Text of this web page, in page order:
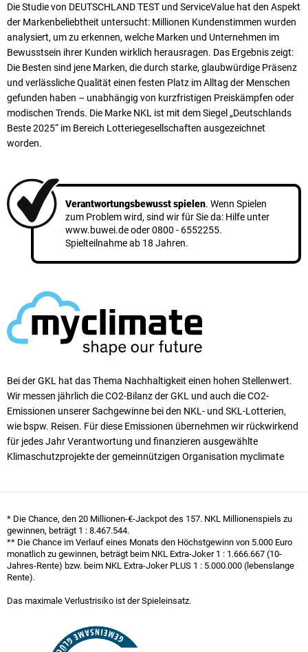
Die Studie von DEUTSCHLAND TEST und ServiceValue hat den Aspekt
der Marken­beliebt­heit untersucht: Millionen Kundenstimmen wurden
analysiert, um zu erkennen, welche Marken und Unternehmen im
Bewusstsein ihrer Kunden wirklich herausragen. Das Ergebnis zeigt:
Die Besten sind jene Marken, die durch starke, glaubwürdige Präsenz
und ver­läss­liche Qualität einen festen Platz im Alltag der Menschen
gefunden haben – unab­hängig von kurzfristigen Preiskämpfen oder
modischen Trends. Die Marke NKL ist mit dem Siegel „Deutschlands
Beste 2025“ im Bereich Lotteriegesellschaften ausgezeichnet
worden.
Verantwortungsbewusst spielen. Wenn Spielen
zum Problem wird, sind wir für Sie da: Hilfe unter
www.buwei.deoder0800 - 6552255.
Spielteilnahme ab 18 Jahren.
Bei der GKL hat das Thema Nachhaltigkeit einen ho­hen Stellen­wert.
Wir messen jährlich die CO2-Bilanz der GKL und auch die CO2-
Emissionen unserer Sach­ge­winne bei den NKL- und SKL-Lotterien,
wie bspw. Reisen. Für diese Emissionen übernehmen wir rück­wirkend
für jedes Jahr Verantwortung und finanzieren ausgewählte
Klimaschutzprojekte der gemeinnützigen Organisation myclimate
* Die Chance, den 20 Millionen-€-Jackpot des 157. NKL Millionen­spiels zu
gewinnen, beträgt 1 : 8.467.544.
** Die Chance im Verlauf eines Monats den Höchst­gewinn von 5.000 Euro
monatlich zu gewinnen, beträgt beim NKL Extra-Joker 1 : 1.666.667 (10-
Jahres-Rente) bzw. beim NKL Extra-Joker PLUS 1 : 5.000.000 (lebenslange
Rente).
Das maximale Verlustrisiko ist der Spieleinsatz.